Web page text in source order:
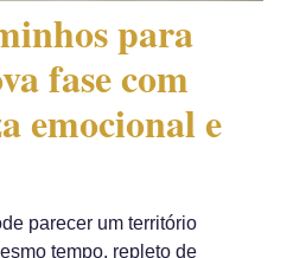
para
fase com
emocional e
parecer um território
tempo, repleto de